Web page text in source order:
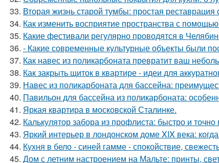
33. Вторая жизнь старой тумбы: простая реставрация
34. Как изменить восприятие пространства с
35. Какие фестивали регулярно проводятся в
36. - Какие современные культурные объекты были
37. Как навес из поликарбоната превратит ваш
38. Как закрыть щиток в квартире - идеи для
39. Навес из поликарбоната для бассейна:
40. Павильон для бассейна из поликарбоната:
41. Яркая квартира в московской Сталинке.
42. Калькулятор забора из профлиста: быстро и
43. Яркий интерьер в лондонском доме XIX века:
44. Кухня в бело - синей гамме - спокойствие,
45. Дом с летним настроением на Мальте: принты,